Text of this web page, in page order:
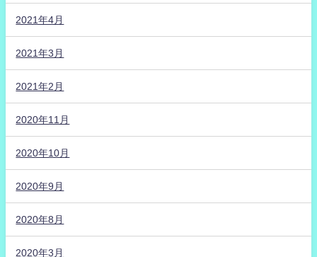
2021年4月
2021年3月
2021年2月
2020年11月
2020年10月
2020年9月
2020年8月
2020年3月